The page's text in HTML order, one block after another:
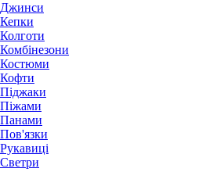
Джинси
Кепки
Колготи
Комбінезони
Костюми
Кофти
Піджаки
Піжами
Панами
Пов'язки
Рукавиці
Светри